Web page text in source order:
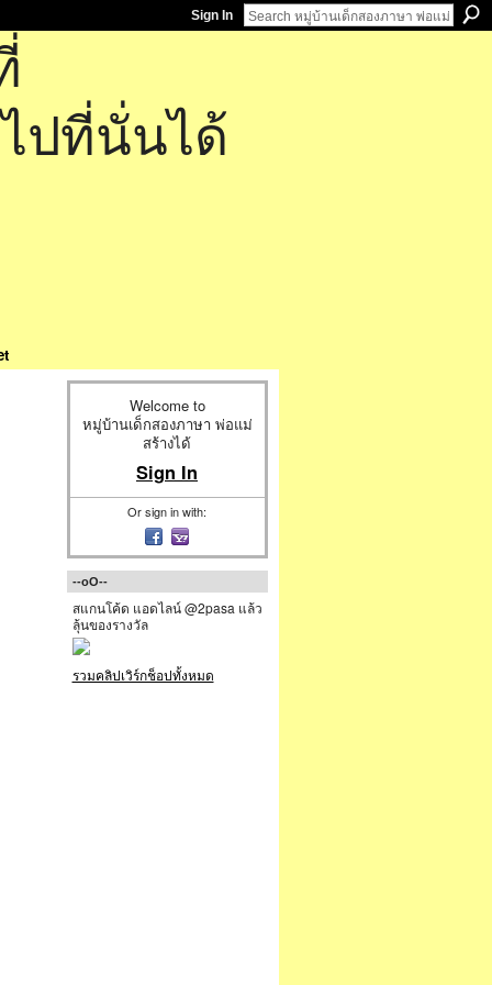
Sign In
ปที่นั่นได้
Welcome to
หมู่บ้านเด็กสองภาษา พ่อแม่
สร้างได้
Sign In
Or sign in with:
--oO--
สแกนโค้ด แอดไลน์ @2pasa แล้ว
ลุ้นของรางวัล
รวมคลิปเวิร์กช็อปทั้งหมด